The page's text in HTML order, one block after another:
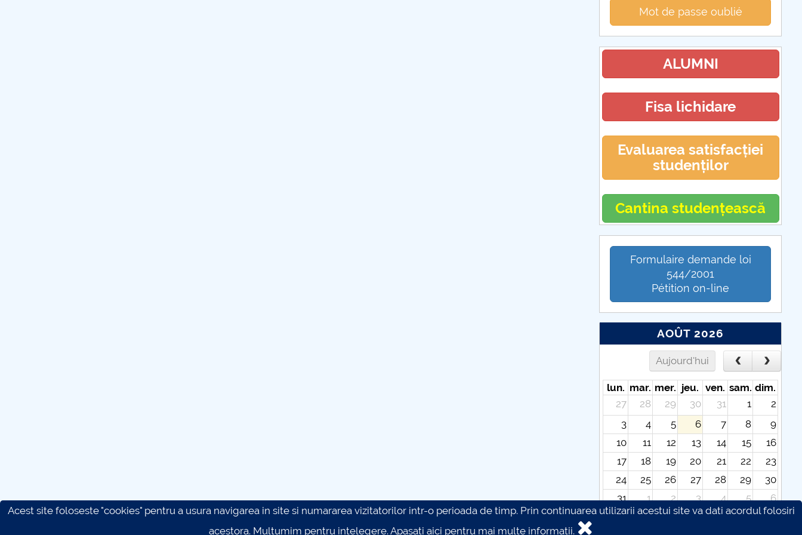
Mot de passe oublié
ALUMNI
Fisa lichidare
Evaluarea satisfacției
studenților
Cantina studențească
Formulaire demande loi
544/2001
Pétition on-line
AOÛT 2026
Aujourd'hui
lun. mar. mer. jeu. ven. sam. dim.
27
28 29 30 31 1
2
3
4 5 6 7 8
9
10
11 12 13 14 15
16
17
18 19 20 21 22
23
24
25 26 27 28 29
30
31
1 2 3 4 5
6
Acest site foloseste "cookies" pentru a usura navigarea in site si numararea vizitatorilor intr-o perioada de timp. Prin continuarea utilizarii acestui site va dati acordul folosiri
acestora. Multumim pentru intelegere.Apasati aici pentru mai multe informatii.